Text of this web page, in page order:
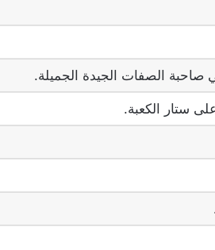
صاحبة الصفات الجيدة الجميلة.
ستار الكعبة.